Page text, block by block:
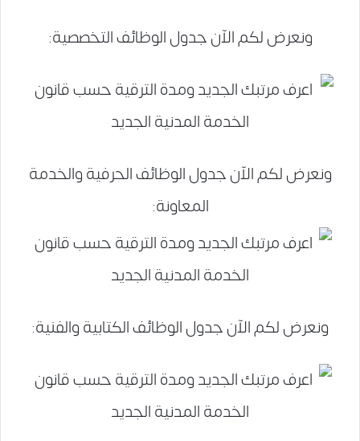
ونعرض لكم الآن جدول الوظائف التخصصية:
ونعرض لكم الآن جدول الوظائف الحرفية والخدمة
المعاونة:
ونعرض لكم الآن جدول الوظائف الكتابية والفنية: